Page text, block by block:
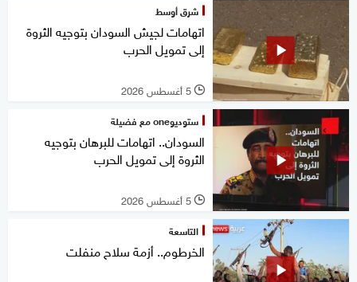
شرق أوسط
اتهامات لجيش السودان بتوجيه الثروة
إلى تمويل الحرب
l 5 أغسطس 2026
ستوديوone مع فضيلة
السودان.. اتهامات للبرهان بتوجيه
الثروة إلى تمويل الحرب
l 5 أغسطس 2026
التاسعة
الخرطوم.. أزمة سلاح منفلت